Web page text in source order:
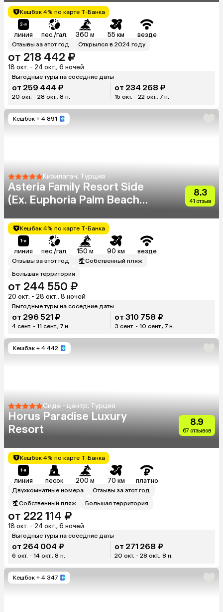
Кешбэк 4% по карте Т-Банка
линия пес./гал. 360 м 55 км везде
Отзывы за этот год Открылся в 2024 году
от 218 442 ₽
18 окт. - 24 окт., 6 ночей
Выгодные туры на соседние даты
от 259 444 ₽
20 окт. - 28 окт., 8 н.
от 234 268 ₽
15 окт. - 22 окт., 7 н.
Кешбэк + 4 891
Кизилагач, Турция
Asteria Family Resort Side
(Ex. Euphoria Palm Beach
8.3
41 отзыв
Кешбэк 4% по карте Т-Банка
линия пес./гал. 150 м 90 км везде
Отзывы за этот год
Собственный пляж
Большая территория
от 244 550 ₽
20 окт. - 28 окт., 8 ночей
Выгодные туры на соседние даты
от 296 521 ₽
4 сент. - 11 сент., 7 н.
от 310 758 ₽
3 сент. - 10 сент., 7 н.
Кешбэк + 4 442
Сиде - центр, Турция
Horus Paradise Luxury
Resort
8.9
67 отзывов
Кешбэк 4% по карте Т-Банка
линия песок 200 м 70 км платно
Двухкомнатные номера
Отзывы за этот год
Собственный пляж
Большая территория
от 222 114 ₽
18 окт. - 24 окт., 6 ночей
Выгодные туры на соседние даты
от 264 004 ₽
6 окт. - 14 окт., 8 н.
от 271 268 ₽
20 окт. - 28 окт., 8 н.
Кешбэк + 4 347